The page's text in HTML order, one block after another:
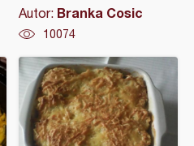
Autor: Branka Cosic
10074